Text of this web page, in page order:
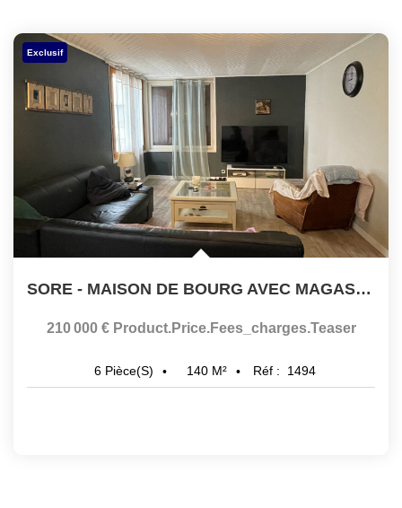
Exclusif
SORE - MAISON DE BOURG AVEC MAGASIN ATTENANT
210 000 € Product.price.fees_charges.teaser
6 Pièce(s) 140 M² Réf : 1494